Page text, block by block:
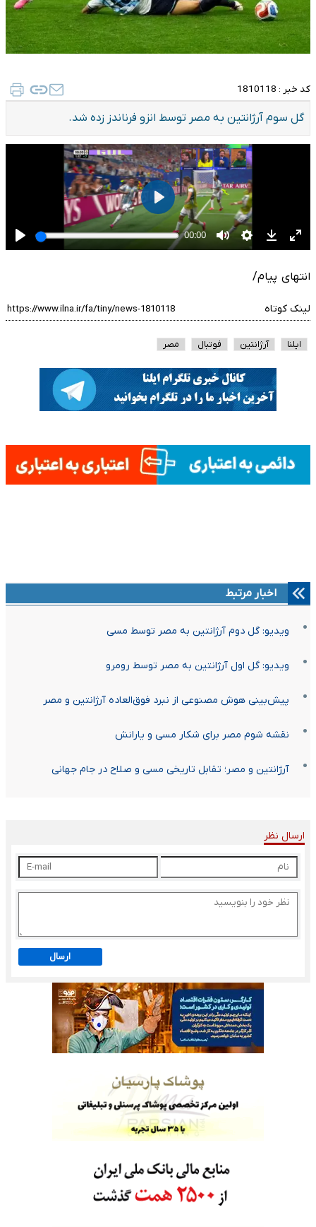
کد خبر : 1810118
گل سوم آرژانتین به مصر توسط انزو فرناندز زده شد.
انتهای پیام/
لینک کوتاه
ایلنا آرژانتین فوتبال مصر
اخبار مرتبط
ویدیو: گل دوم آرژانتین به مصر توسط مسی
ویدیو: گل اول آرژانتین به مصر توسط رومرو
پیش‌بینی هوش مصنوعی از نبرد فوق‌العاده آرژانتین و مصر
نقشه شوم مصر برای شکار مسی و یارانش
آرژانتین و مصر؛ تقابل تاریخی مسی و صلاح در جام جهانی
ارسال نظر
ارسال